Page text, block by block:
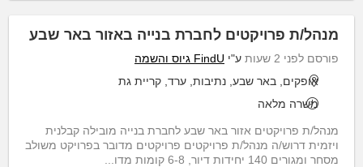
מנהל/ת פרויקטים לחברת בנייה באזור באר שבע
פורסם לפני 2 שעות ע"י FindU גיוס והשמה
אופקים, באר שבע, נתיבות, ערד, קריית גת
משרה מלאה
מנהל/ת פרויקטים אזור באר שבע לחברת בנייה מובילה קבלנית
ויזמית דרוש/ה מנהל/ת פרויקטים פרויקטים מדובר בפרויקט משולב
מסחר ומגורים 140 יחידות דיור, 6-8 קומות מדו...